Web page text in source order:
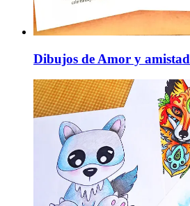
Dibujos de Amor y amistad